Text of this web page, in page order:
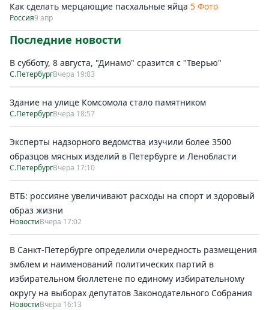
Как сделать мерцающие пасхальные яйца 5 Фото
Россия9 апр
Последние новости
В субботу, 8 августа, "Динамо" сразится с "Тверью"
С.ПетербургВчера 19:03
Здание на улице Комсомола стало памятником
С.ПетербургВчера 18:57
Эксперты надзорного ведомства изучили более 3500
образцов мясных изделий в Петербурге и Ленобласти
С.ПетербургВчера 17:10
ВТБ: россияне увеличивают расходы на спорт и здоровый
образ жизни
НовостиВчера 17:02
В Санкт-Петербурге определили очередность размещения
эмблем и наименований политических партий в
избирательном бюллетене по единому избирательному
округу на выборах депутатов Законодательного Собрания
НовостиВчера 16:13